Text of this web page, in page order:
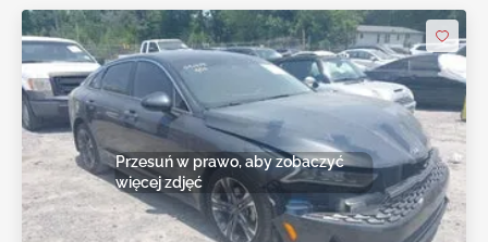
Przesuń w prawo, aby zobaczyć
więcej zdjęć